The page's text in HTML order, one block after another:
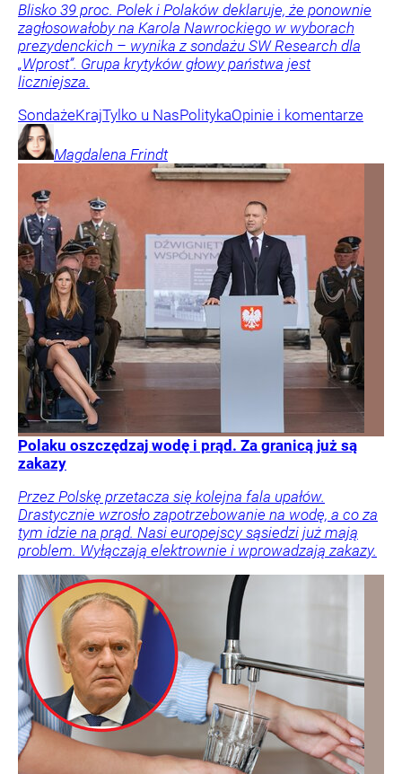
Blisko 39 proc. Polek i Polaków deklaruje, że ponownie
zagłosowałoby na Karola Nawrockiego w wyborach
prezydenckich – wynika z sondażu SW Research dla
„Wprost”. Grupa krytyków głowy państwa jest
liczniejsza.
SondażeKrajTylko u NasPolitykaOpinie i komentarze
Magdalena Frindt
Polaku oszczędzaj wodę i prąd. Za granicą już są
zakazy
Przez Polskę przetacza się kolejna fala upałów.
Drastycznie wzrosło zapotrzebowanie na wodę, a co za
tym idzie na prąd. Nasi europejscy sąsiedzi już mają
problem. Wyłączają elektrownie i wprowadzają zakazy.